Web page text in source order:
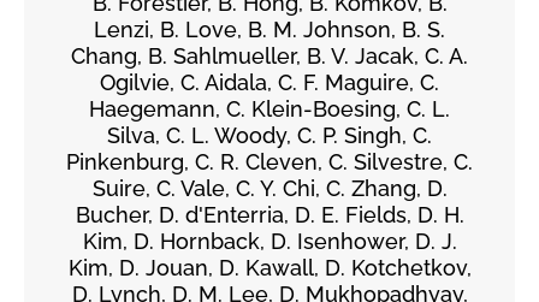
Lenzi, B. Love, B. M. Johnson, B. S.
Chang, B. Sahlmueller, B. V. Jacak, C. A.
Ogilvie, C. Aidala, C. F. Maguire, C.
Haegemann, C. Klein-Boesing, C. L.
Silva, C. L. Woody, C. P. Singh, C.
Pinkenburg, C. R. Cleven, C. Silvestre, C.
Suire, C. Vale, C. Y. Chi, C. Zhang, D.
Bucher, D. d'Enterria, D. E. Fields, D. H.
Kim, D. Hornback, D. Isenhower, D. J.
Kim, D. Jouan, D. Kawall, D. Kotchetkov,
D. Lynch, D. M. Lee, D. Mukhopadhyay,